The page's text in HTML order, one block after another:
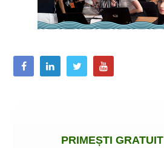
PRIMEȘTI GRATUIT